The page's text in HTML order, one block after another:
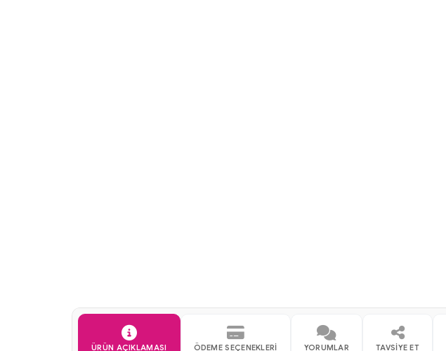
ÜRÜN AÇIKLAMASI ÖDEME SEÇENEKLERI YORUMLAR TAVSIYE ET